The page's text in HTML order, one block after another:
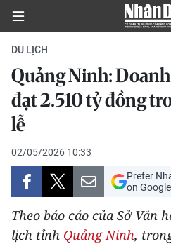
CHÍNH TRỊ
KINH TẾ
VĂN HÓA
XÃ HỘI
PHÁP LUẬT
DU LỊCH
Quảng Ninh:
đạt 2.510 tỷ đồng
lễ
02/05/2026 10:33
Prefer
on Google
Theo báo cáo của Sở Văn
lịch tỉnh Quảng Ninh,